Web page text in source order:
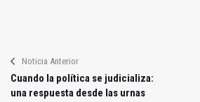
Noticia Anterior
Cuando la política se judicializa:
una respuesta desde las urnas